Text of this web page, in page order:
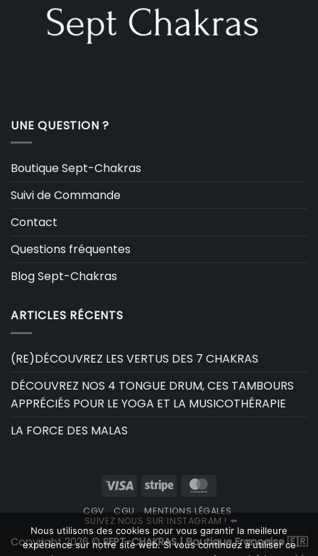
UNE QUESTION ?
Boutique Sept-Chakras
Suivi de Commande
Contact
Questions fréquentes
Blog Sept-Chakras
ARTICLES RÉCENTS
(RE)DÉCOUVREZ LES VERTUS DES 7 CHAKRAS
DÉCOUVREZ NOS 4 TONGUE DRUM, CES TAMBOURS
APPRÉCIÉS POUR LE YOGA ET LA MUSICOTHÉRAPIE
LA FORCE DES MALAS
Visa Stripe
CGV CGU
MENTIONS LÉGALES
SUIVEZ NOUS SUR INSTAGRAM ! ⬅️
Copyright 2026 ©SEPT-CHAKRAS | Boutique Française 🇫🇷
Nous utilisons des cookies pour vous garantir la meilleure
expérience sur notre site web. Si vous continuez à utiliser ce